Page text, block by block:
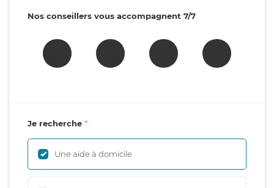
Nos conseillers vous accompagnent 7/7
Je recherche
Une aide à domicile